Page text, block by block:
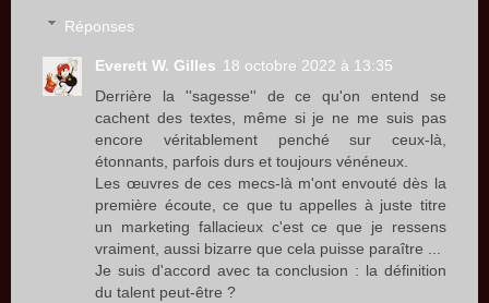
Réponses
Everett W. Gilles 18 octobre 2022 à 13:35
Derrière la ''sagesse'' de ce qu'on entend se
cachent des textes, même si je ne me suis pas
encore véritablement penché sur ceux-là,
étonnants, parfois durs et toujours vénéneux.
Les œuvres de ces mecs-là m'ont envouté dès la
première écoute, ce que tu appelles à juste titre
un marketing fallacieux c'est ce que je ressens
vraiment, aussi bizarre que cela puisse paraître ...
Je suis d'accord avec ta conclusion : la définition
du talent peut-être ?